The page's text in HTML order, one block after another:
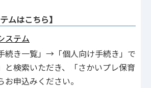
ムはこちら】
ステム
続き一覧」→「個人向け手続き」で
と検索いただき、「さかいプレ保育
申込みください。